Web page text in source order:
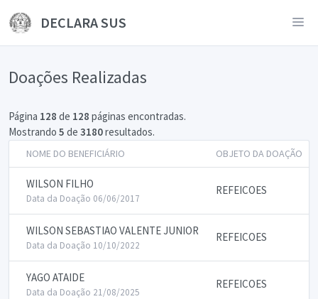
DECLARA SUS
Doações Realizadas
Página 128 de 128 páginas encontradas.
Mostrando 5 de 3180resultados.
NOME DO BENEFICIÁRIO OBJETO DA DOAÇÃO
WILSON FILHO
Data da Doação 06/06/2017
REFEICOES
WILSON SEBASTIAO VALENTE JUNIOR
Data da Doação 10/10/2022
REFEICOES
YAGO ATAIDE
Data da Doação 21/08/2025
REFEICOES